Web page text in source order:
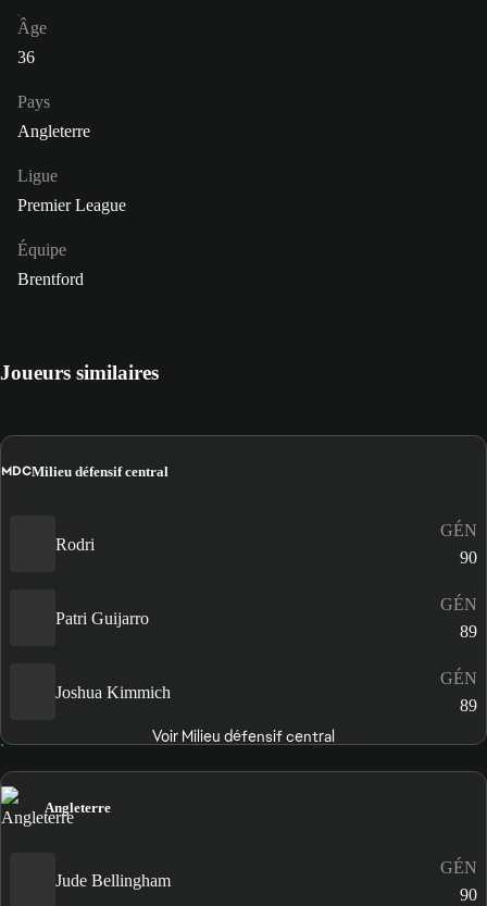
Âge
36
Pays
Angleterre
Ligue
Premier League
Équipe
Brentford
Joueurs similaires
MDCMilieu défensif central
Rodri
GÉN
90
Patri Guijarro
GÉN
89
Joshua Kimmich
GÉN
89
Voir Milieu défensif central
Angleterre
Jude Bellingham
GÉN
90